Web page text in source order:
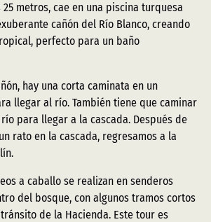
metros, cae en una piscina turquesa
cañón del Río Blanco, creando
perfecto para un baño
hay una corta caminata en un
llegar al río. También tiene que caminar
para llegar a la cascada. Después de
rato en la cascada, regresamos a la
a caballo se realizan en senderos
del bosque, con algunos tramos cortos
de la Hacienda. Este tour es